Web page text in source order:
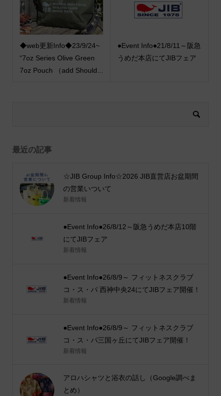
◆web更新Info◆23/9/24~
“7oz Series Olive Green
7oz Pouch （add Should...
●Event Info●21/8/11～阪急
うめだ本店にてJIBフェア
最近の記事
☆JIB Group Info☆2026 JIB直営店お盆期間
の営業いついて
新着情報
●Event Info●26/8/12～阪急うめだ本店10階
にてJIBフェア
新着情報
●Event Info●26/8/9～ フィットネスクラブ
コ・ス・パ 西神中央24にてJIBフェア開催！
新着情報
●Event Info●26/8/9～ フィットネスクラブ
コ・ス・パ三国ヶ丘にてJIBフェア開催！
新着情報
アロハシャツと浴衣の話し（Google調べま
とめ）